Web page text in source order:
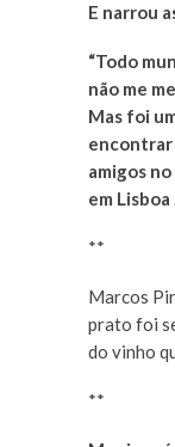
E narrou
“Todo
não me
Mas foi
encontrar
amigos
em Lisboa
**
Marcos
prato foi
do vinho
**